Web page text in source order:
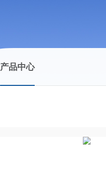
产品中心